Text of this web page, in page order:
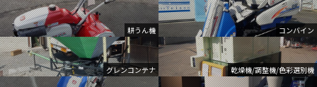
耕うん機 コンバイン
グレンコンテナ 乾燥機/調整機/色彩選別機